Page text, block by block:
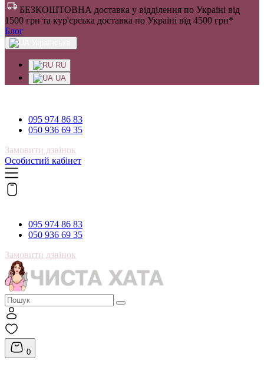
БЕЗКОШТОВНА доставка у відділення по Україні від
1500 грн та кур'єрська доставка по Україні від 4500 грн*
Блог
RU
UA
095 974 86 83
050 936 69 35
Замовити дзвінок
Особистий кабінет
095 974 86 83
050 936 69 35
Замовити дзвінок
0